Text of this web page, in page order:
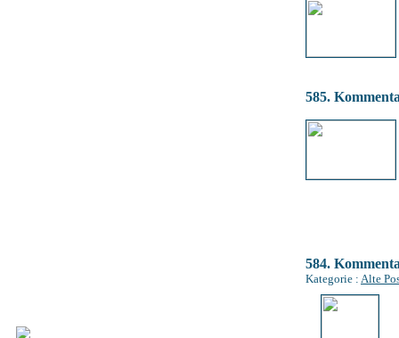
585.
584.
Kategorie : Alte